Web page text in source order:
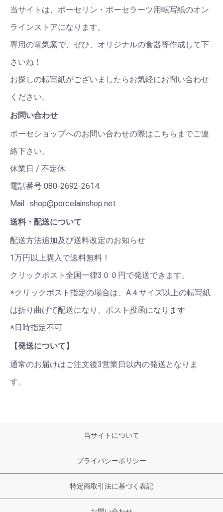
当サイトは、ポーセリン・ポーセラーツ用転写紙のオン
ラインストアになります。
専用の電気窯で、ぜひ、オリジナルの食器等作成して下
さいね！
お探しの転写紙がございましたらお気軽にお問い合わせ
ください。
お問い合わせ
ポーセショップへのお問い合わせの際はこちらまでご連
絡下さい。
休業日 / 不定休
電話番号 080-2692-2614
Mail : shop@porcelainshop.net
送料・配送について
配送方法追加及び送料改定のお知らせ
1万円以上購入で送料無料！
クリックポスト全国一律3００円で発送できます。
※クリックポスト指定の場合は、A４サイズ以上の転写紙
は折り曲げて配送になり、ポスト投函になります
※日時指定不可
【発送について】
通常のお届けはご注文後3営業日以内の発送となりま
す。
当サイトについて
プライバシーポリシー
特定商取引法に基づく表記